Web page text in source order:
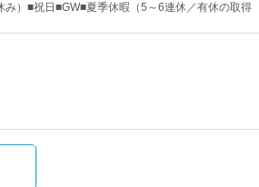
）■祝日■GW■夏季休暇（5～6連休／有休の取得